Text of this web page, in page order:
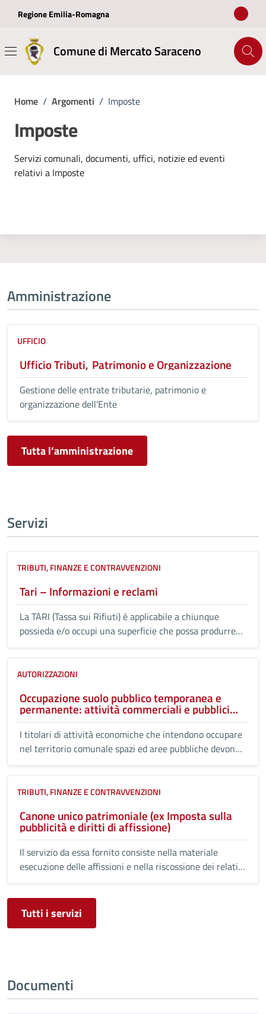
Regione Emilia-Romagna
Comune di Mercato Saraceno
Home / Argomenti / Imposte
Imposte
Dettagli dell'argomento
Servizi comunali, documenti, uffici, notizie ed eventi
relativi a Imposte
Amministrazione
UFFICIO
Ufficio Tributi, Patrimonio e Organizzazione
Gestione delle entrate tributarie, patrimonio e
organizzazione dell'Ente
Tutta l’amministrazione
Servizi
TRIBUTI, FINANZE E CONTRAVVENZIONI
Tari – Informazioni e reclami
La TARI (Tassa sui Rifiuti) è applicabile a chiunque
possieda e/o occupi una superficie che possa produrre
rifiuti urbani.
AUTORIZZAZIONI
Occupazione suolo pubblico temporanea e
permanente: attività commerciali e pubblici
esercizi
I titolari di attività economiche che intendono occupare
nel territorio comunale spazi ed aree pubbliche devono
presentare domanda volta ad ottenere l'apposito atto di
concessione e sono tenuti a corrispondere il relativo
canone di occupazione.
TRIBUTI, FINANZE E CONTRAVVENZIONI
Canone unico patrimoniale (ex Imposta sulla
pubblicità e diritti di affissione)
Il servizio da essa fornito consiste nella materiale
esecuzione delle affissioni e nella riscossione dei relativi
diritti.
Tutti i servizi
Documenti